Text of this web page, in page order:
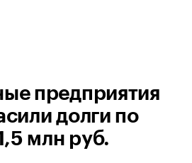
предприятия
долги по
млн руб.